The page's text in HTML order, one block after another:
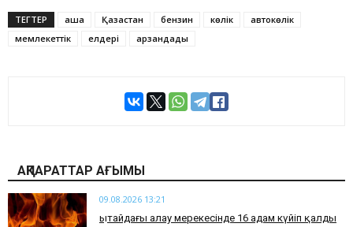
ТЕГТЕР ақша Қазақстан бензин көлік
автокөлік
мемлекеттік
елдері арзандады
АҚПАРАТТАР АҒЫМЫ
09.08.2026 13:21
Қытайдағы алау мерекесінде 16 адам күйіп қалды